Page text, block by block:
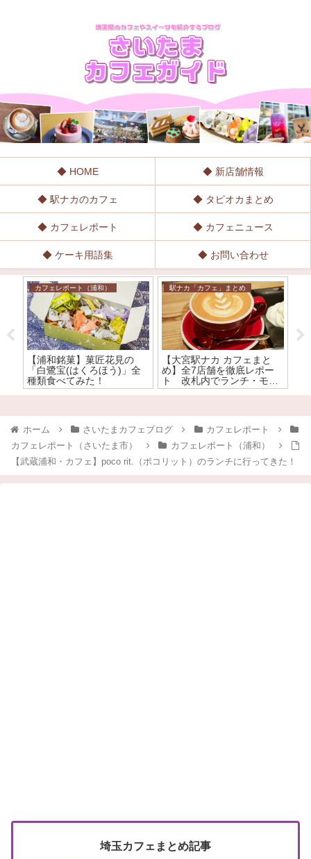
◆ HOME ◆ 新店舗情報
◆ 駅ナカのカフェ ◆ タピオカまとめ
◆ カフェレポート ◆ カフェニュース
◆ ケーキ用語集 ◆ お問い合わせ
カフェレポート（浦和）
【浦和銘菓】菓匠花見の
「白鷺宝(はくろほう)」全
種類食べてみた！
駅ナカ「カフェ」まとめ
【大宮駅ナカ カフェまと
め】全7店舗を徹底レポー
ト 改札内でランチ・モー
ニングが楽しめる大宮駅ナ
ホーム さいたまカフェブログ
カフェレポート
カフェレポート（さいたま市）
カフェレポート（浦和）
【武蔵浦和・カフェ】poco rit.（ポコリット）のランチに行ってきた！
埼玉カフェまとめ記事